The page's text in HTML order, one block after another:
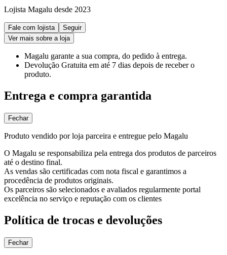
Lojista Magalu desde 2023
Fale com lojista
Seguir
Ver mais sobre a loja
Magalu garante a sua compra, do pedido à entrega.
Devolução Gratuita em até 7 dias depois de receber o
produto.
Entrega e compra garantida
Fechar
Produto vendido por loja parceira e entregue pelo Magalu
O Magalu se responsabiliza pela entrega dos produtos de parceiros
até o destino final.
As vendas são certificadas com nota fiscal e garantimos a
procedência de produtos originais.
Os parceiros são selecionados e avaliados regularmente portal
excelência no serviço e reputação com os clientes
Política de trocas e devoluções
Fechar